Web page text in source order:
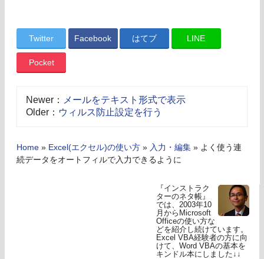
Twitter Facebook はてブ LINE
Pocket
Newer：
メールをテキスト形式で表示
Older： ウィルス防止設定を行う
Home » Excel(エクセル)の使い方 » 入力・編集 » よく使う連
続データをオートフィルで入力できるように
『インストラク
ターのネタ帳』
では、2003年10
月からMicrosoft
Officeの使い方な
どを紹介し続けています。
Excel VBA経験者の方に向
けて、Word VBAの基本を
キンドル本にしました↓↓